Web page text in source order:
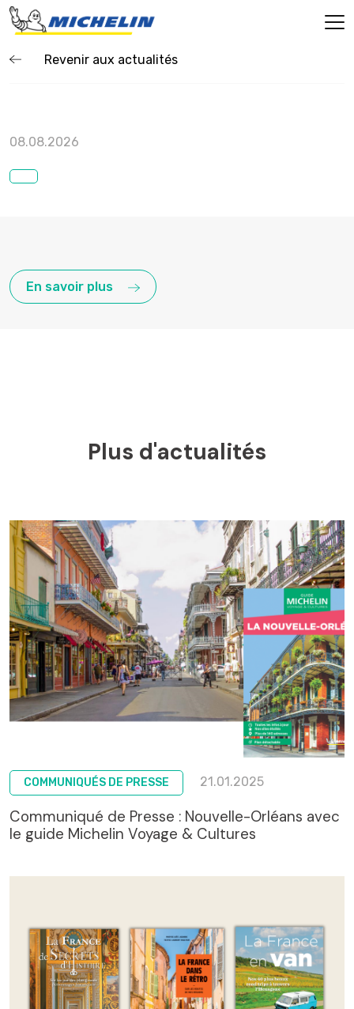
Revenir aux actualités
08.08.2026
En savoir plus
Plus d'actualités
COMMUNIQUÉS DE PRESSE 21.01.2025
Communiqué de Presse : Nouvelle-Orléans avec
le guide Michelin Voyage & Cultures